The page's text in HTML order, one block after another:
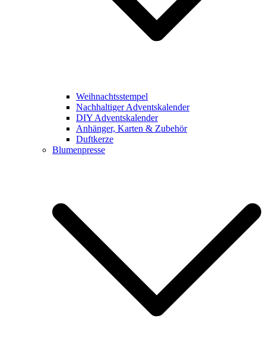
Weihnachtsstempel
Nachhaltiger Adventskalender
DIY Adventskalender
Anhänger, Karten & Zubehör
Duftkerze
Blumenpresse